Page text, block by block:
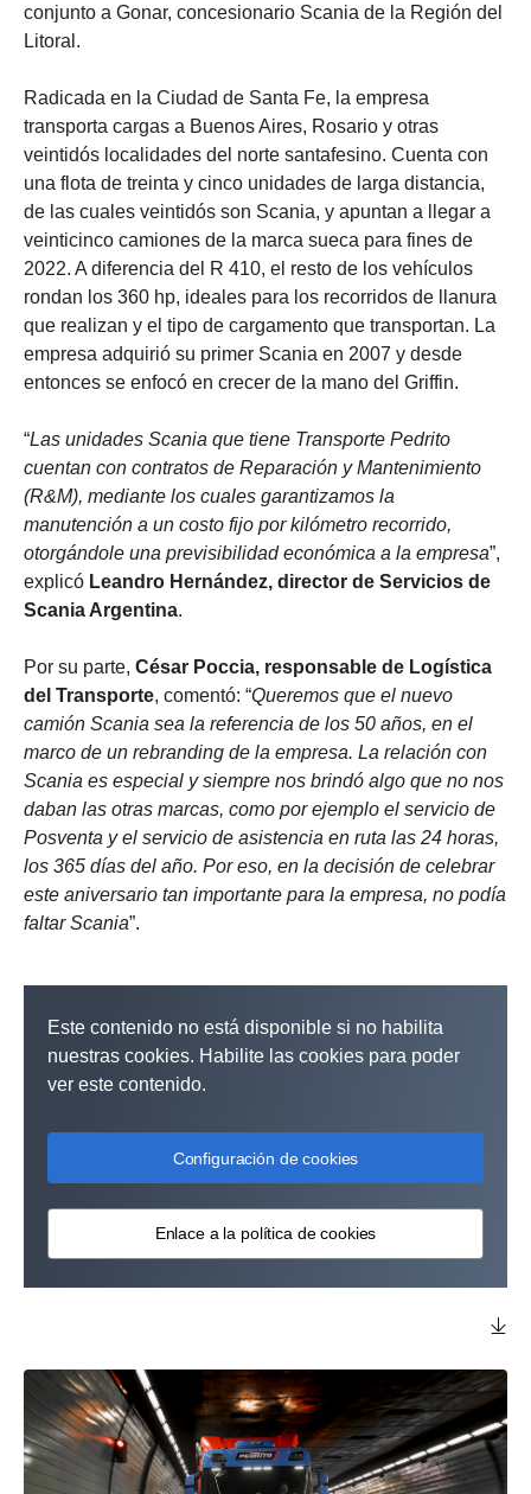
conjunto a Gonar, concesionario Scania de la Región del
Litoral.
Radicada en la Ciudad de Santa Fe, la empresa
transporta cargas a Buenos Aires, Rosario y otras
veintidós localidades del norte santafesino. Cuenta con
una flota de treinta y cinco unidades de larga distancia,
de las cuales veintidós son Scania, y apuntan a llegar a
veinticinco camiones de la marca sueca para fines de
2022. A diferencia del R 410, el resto de los vehículos
rondan los 360 hp, ideales para los recorridos de llanura
que realizan y el tipo de cargamento que transportan. La
empresa adquirió su primer Scania en 2007 y desde
entonces se enfocó en crecer de la mano del Griffin.
“Las unidades Scania que tiene Transporte Pedrito
cuentan con contratos de Reparación y Mantenimiento
(R&M), mediante los cuales garantizamos la
manutención a un costo fijo por kilómetro recorrido,
otorgándole una previsibilidad económica a la empresa”,
explicó Leandro Hernández, director de Servicios de
Scania Argentina.
Por su parte, César Poccia, responsable de Logística
del Transporte, comentó: “Queremos que el nuevo
camión Scania sea la referencia de los 50 años, en el
marco de un rebranding de la empresa. La relación con
Scania es especial y siempre nos brindó algo que no nos
daban las otras marcas, como por ejemplo el servicio de
Posventa y el servicio de asistencia en ruta las 24 horas,
los 365 días del año. Por eso, en la decisión de celebrar
este aniversario tan importante para la empresa, no podía
faltar Scania”.
Este contenido no está disponible si no habilita
nuestras cookies. Habilite las cookies para poder
ver este contenido.
Configuración de cookies
Enlace a la política de cookies